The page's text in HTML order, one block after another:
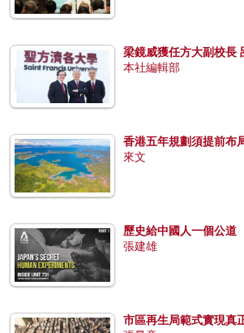
梁鏡威獲任方大副校長
本社編輯部
香港五年規劃須提前布
來文
歷史給中國人一個公道
張建雄
市區再生局範式實現真